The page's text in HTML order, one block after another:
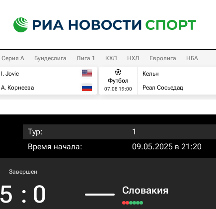
Серия А Бундеслига Лига 1 КХЛ НХЛ Евролига НБА
I. Jovic
А. Корнеева
Футбол
07.08 19:00
Кельн
Реал Сосьедад
Тур:
1
Время начала:
09.05.2025 в 21:20
Завершен
5 : 0 Словакия